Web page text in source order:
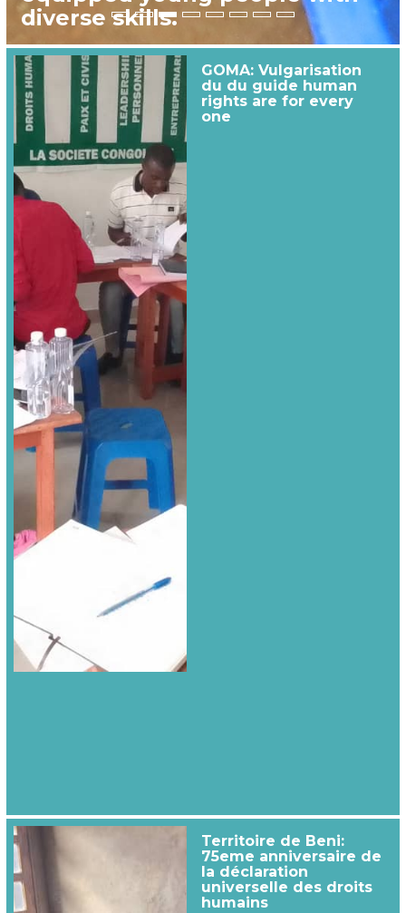
diverse skills.
GOMA: Vulgarisation
du du guide human
rights are for every
one
Territoire de Beni:
75eme anniversaire de
la déclaration
universelle des droits
humains